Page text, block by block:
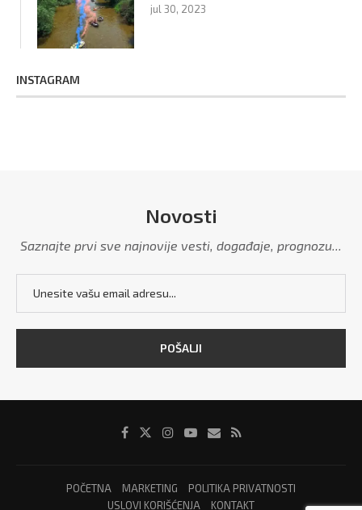
jul 30, 2023
INSTAGRAM
Novosti
Saznajte prvi sve najnovije vesti, događaje, prognozu...
POČETNA MARKETING
POLITIKA PRIVATNOSTI
USLOVI KORIŠĆENJA
KONTAKT